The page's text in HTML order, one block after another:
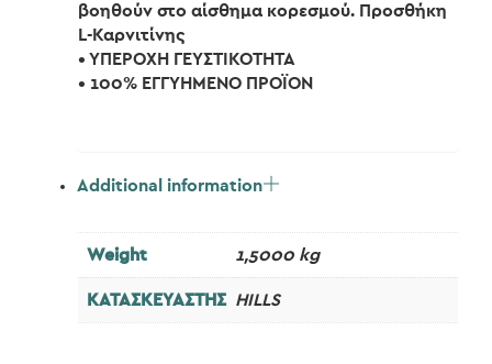
βοηθούν στο αίσθημα κορεσμού. Προσθήκη
L-Καρνιτίνης
• ΥΠΕΡΟΧΗ ΓΕΥΣΤΙΚΟΤΗΤΑ
• 100% ΕΓΓΥΗΜΕΝΟ ΠΡΟΪΟΝ
Additional information
Weight 1,5000 kg
ΚΑΤΑΣΚΕΥΑΣΤΗΣ HILLS